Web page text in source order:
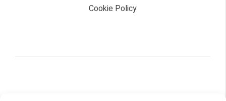
Cookie Policy